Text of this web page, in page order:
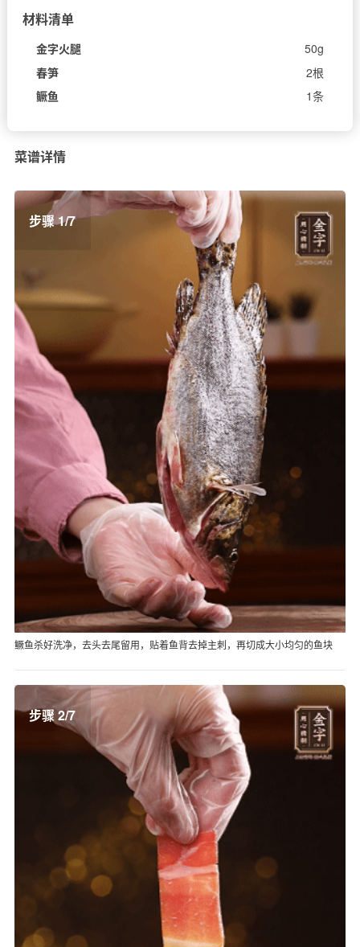
材料清单
金字火腿
50g
春笋
2根
鳜鱼
1条
菜谱详情
步骤 1/7
鳜鱼杀好洗净，去头去尾留用，贴着鱼背去掉主刺，再切成大小均匀的鱼块
步骤 2/7